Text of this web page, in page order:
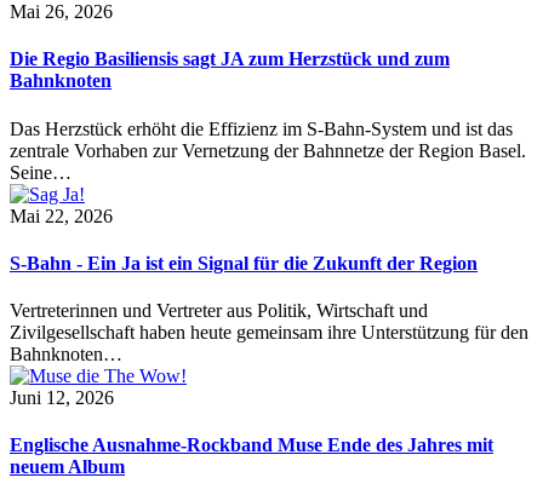
Mai 26, 2026
Die Regio Basiliensis sagt JA zum Herzstück und zum
Bahnknoten
Das Herzstück erhöht die Effizienz im S-Bahn-System und ist das
zentrale Vorhaben zur Vernetzung der Bahnnetze der Region Basel.
Seine…
Mai 22, 2026
S-Bahn - Ein Ja ist ein Signal für die Zukunft der Region
Vertreterinnen und Vertreter aus Politik, Wirtschaft und
Zivilgesellschaft haben heute gemeinsam ihre Unterstützung für den
Bahnknoten…
Juni 12, 2026
Englische Ausnahme-Rockband Muse Ende des Jahres mit
neuem Album